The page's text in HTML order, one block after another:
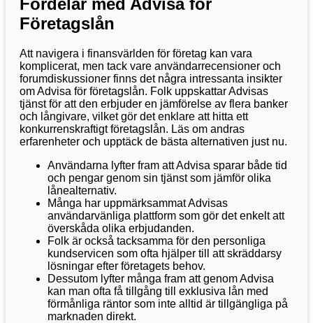
Företagslån
Att navigera i finansvärlden för företag kan vara
komplicerat, men tack vare användarrecensioner och
forumdiskussioner finns det några intressanta insikter
om Advisa för företagslån. Folk uppskattar Advisas
tjänst för att den erbjuder en jämförelse av flera banker
och långivare, vilket gör det enklare att hitta ett
konkurrenskraftigt företagslån. Läs om andras
erfarenheter och upptäck de bästa alternativen just nu.
Användarna lyfter fram att Advisa sparar både tid
och pengar genom sin tjänst som jämför olika
lånealternativ.
Många har uppmärksammat Advisas
användarvänliga plattform som gör det enkelt att
överskåda olika erbjudanden.
Folk är också tacksamma för den personliga
kundservicen som ofta hjälper till att skräddarsy
lösningar efter företagets behov.
Dessutom lyfter många fram att genom Advisa
kan man ofta få tillgång till exklusiva lån med
förmånliga räntor som inte alltid är tillgängliga på
marknaden direkt.